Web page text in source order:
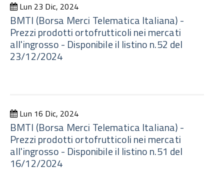
Lun 23 Dic, 2024
BMTI (Borsa Merci Telematica Italiana) -
Prezzi prodotti ortofrutticoli nei mercati
all'ingrosso - Disponibile il listino n.52 del
23/12/2024
Lun 16 Dic, 2024
BMTI (Borsa Merci Telematica Italiana) -
Prezzi prodotti ortofrutticoli nei mercati
all'ingrosso - Disponibile il listino n.51 del
16/12/2024